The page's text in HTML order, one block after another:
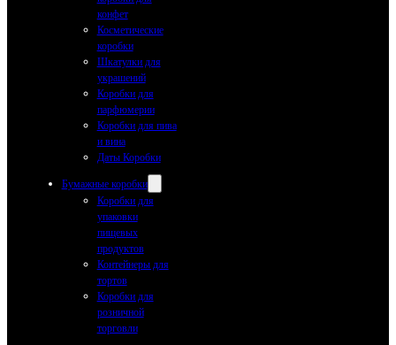
конфет
Косметические
коробки
Шкатулки для
украшений
Коробки для
парфюмерии
Коробки для пива
и вина
Даты Коробки
Бумажные коробки
Коробки для
упаковки
пищевых
продуктов
Контейнеры для
тортов
Коробки для
розничной
торговли